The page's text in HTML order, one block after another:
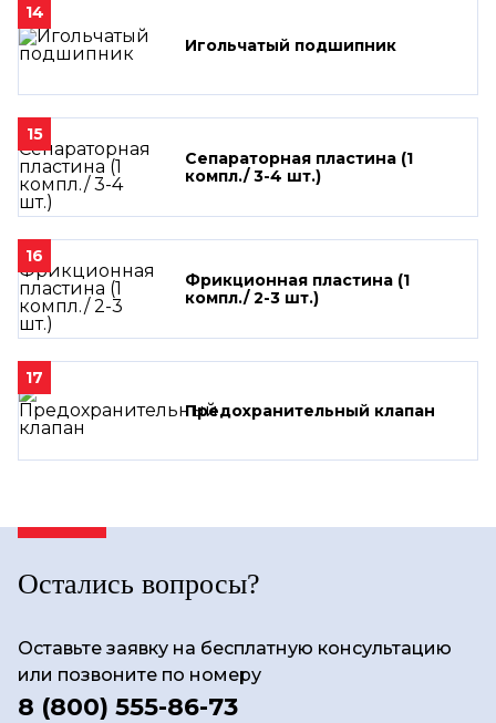
14
Игольчатый подшипник
15
Сепараторная пластина (1
компл./ 3-4 шт.)
16
Фрикционная пластина (1
компл./ 2-3 шт.)
17
Предохранительный клапан
Остались вопросы?
Оставьте заявку на бесплатную консультацию
или позвоните по номеру
8 (800) 555-86-73